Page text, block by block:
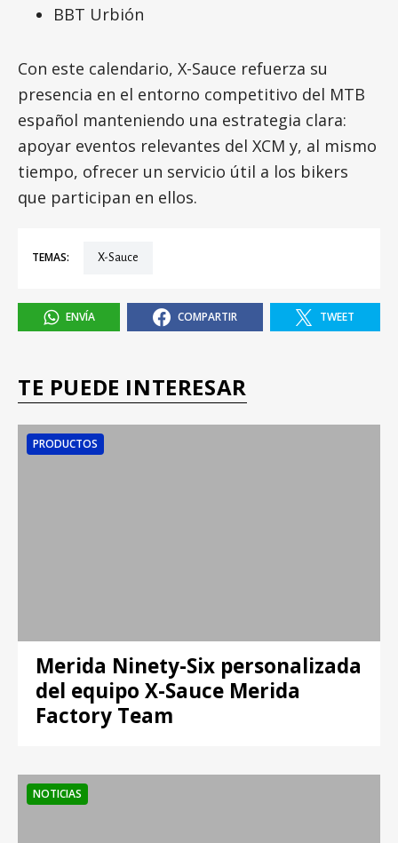
BBT Urbión
Con este calendario, X-Sauce refuerza su
presencia en el entorno competitivo del MTB
español manteniendo una estrategia clara:
apoyar eventos relevantes del XCM y, al mismo
tiempo, ofrecer un servicio útil a los bikers
que participan en ellos.
TEMAS: X-Sauce
ENVÍA COMPARTIR TWEET
TE PUEDE INTERESAR
PRODUCTOS
Merida Ninety-Six personalizada
del equipo X-Sauce Merida
Factory Team
NOTICIAS